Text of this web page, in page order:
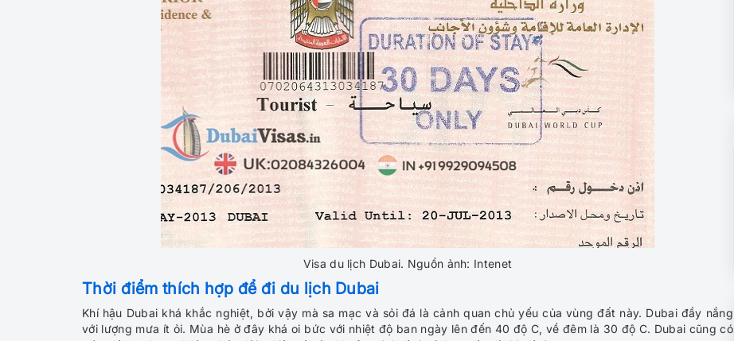
Visa du lịch Dubai. Nguồn ảnh: Intenet
Thời điểm thích hợp để đi du lịch Dubai
Khí hậu Dubai khá khắc nghiệt, bởi vậy mà sa mạc và sỏi đá là cảnh quan chủ yếu của vùng đất này. Dubai đầy nắng
với lượng mưa ít ỏi. Mùa hè ở đây khá oi bức với nhiệt độ ban ngày lên đến 40 độ C, về đêm là 30 độ C. Dubai cũng có